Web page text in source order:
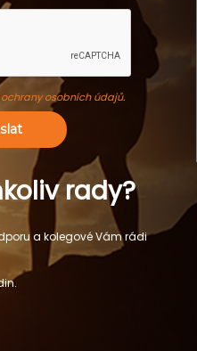
osobních údajů.
rady?
a kolegové Vám rádi